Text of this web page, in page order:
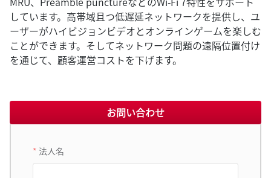
しています。高帯域且つ低遅延ネットワークを提供し、ユ
ーザーがハイビジョンビデオとオンラインゲームを楽しむ
ことができます。そしてネットワーク問題の遠隔位置付け
を通じて、顧客運営コストを下げます。
お問い合わせ
法人名